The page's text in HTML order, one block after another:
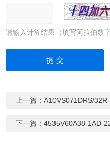
请输入计算结果（填写阿拉伯数
上一篇：A10VS071DRS/32R-
下一篇：4535V60A38-1AD-